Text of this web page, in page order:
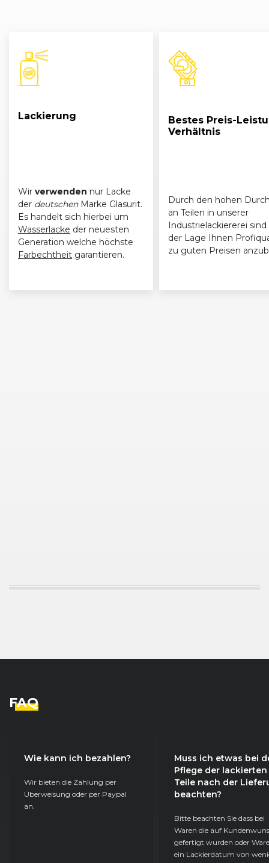
Lackierung
Wir verwenden nur Lacke
der deutschenMarke Glasurit.
Es handelt sich hierbei um
Wasserlacke der neuesten
Generation welche höchste
Farbechtheit garantieren.
Bestes Preis-
Verhältnis
Durch den hohen
an Teilen in unserer
Industrielackiererei sind
der Lage Ihnen
zu guten Preisen
FAQ
Wie kann ich bezahlen?
Wir bieten die Zahlung per
Überweisung oder per Paypal
an.
Muss ich etwas bei
Pflege der lackierten
Teile nach der
beachten?
Bitte beachten Sie dass bei
Waren die auf
gefertigt wurden oder
ein Lackierdatum von